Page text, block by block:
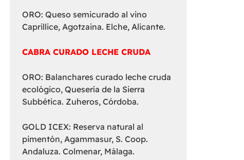
ORO: Queso semicurado al vino
Caprillice, Agotzaina. Elche, Alicante.
CABRA CURADO LECHE CRUDA
ORO: Balanchares curado leche cruda
ecológico, Quesería de la Sierra
Subbética. Zuheros, Córdoba.
GOLD ICEX: Reserva natural al
pimentón, Agammasur, S. Coop.
Andaluza. Colmenar, Málaga.